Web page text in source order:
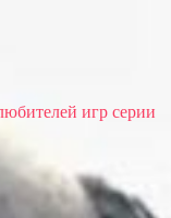
игр серии